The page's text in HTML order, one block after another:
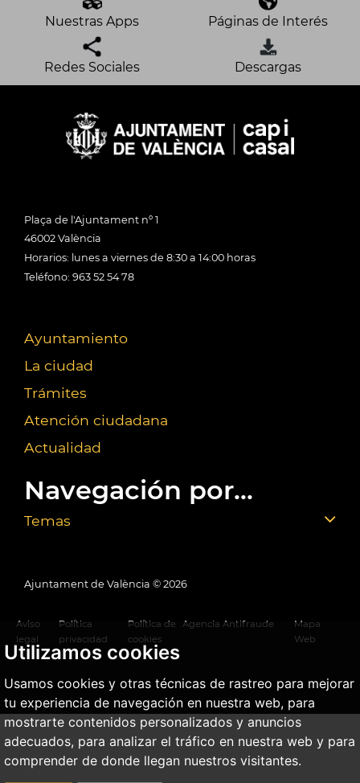
Utilizamos cookies
Usamos cookies y otras técnicas de rastreo para mejorar
tu experiencia de navegación en nuestra web, para
mostrarte contenidos personalizados y anuncios
adecuados, para analizar el tráfico en nuestra web y para
comprender de donde llegan nuestros visitantes.
Nuestras Apps Páginas de Interés
Redes Sociales Descargas
Plaça de l'Ajuntament nº 1
46002 València
Horarios: lunes a viernes de 8:30 a 14:00 horas
Teléfono: 963 52 54 78
Ayuntamiento
La ciudad
Trámites
Atención ciudadana
Actualidad
Navegación por...
Temas
Ajuntament de València © 2026
Aviso
legal
Política
privacidad
Política de
cookies
Agencia Antifraude
Mapa
Web